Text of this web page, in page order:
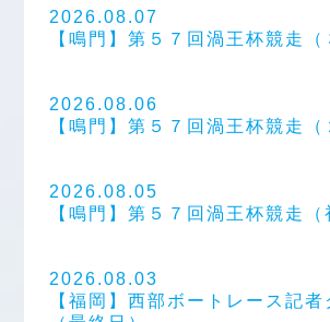
2026.08.07
【鳴門】第５７回渦王杯競走（
2026.08.06
【鳴門】第５７回渦王杯競走（
2026.08.05
【鳴門】第５７回渦王杯競走（
2026.08.03
【福岡】西部ボートレース記者